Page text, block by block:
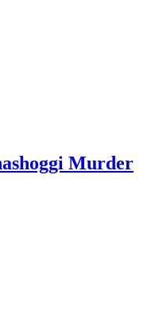
Murder